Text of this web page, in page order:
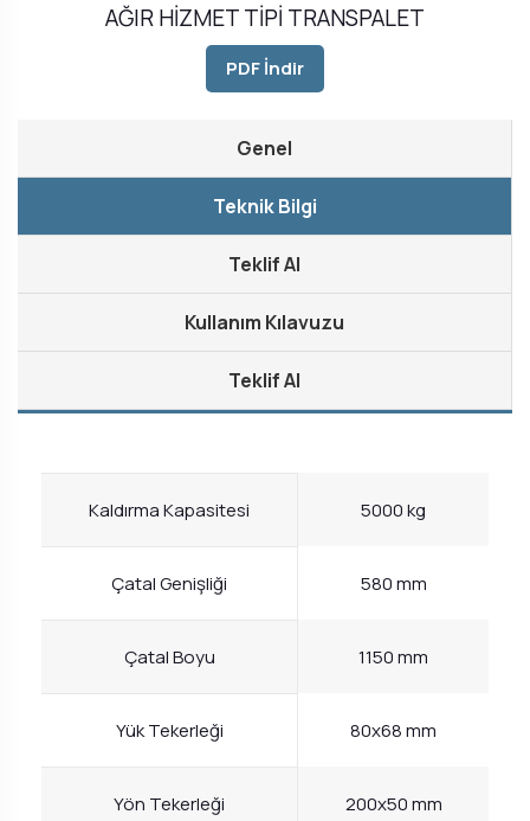
AĞIR HİZMET TİPİ TRANSPALET
PDF İndir
Genel
Teknik Bilgi
Teklif Al
Kullanım Kılavuzu
Teklif Al
Kaldırma Kapasitesi 5000 kg
Çatal Genişliği 580 mm
Çatal Boyu 1150 mm
Yük Tekerleği 80x68 mm
Yön Tekerleği 200x50 mm